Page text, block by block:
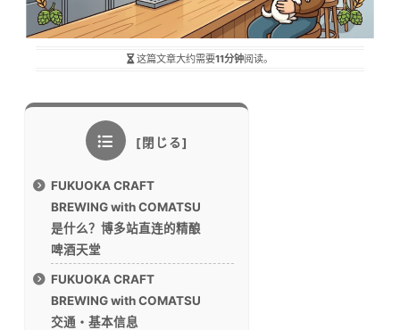
这篇文章大约需要11分钟阅读。
FUKUOKA CRAFT
BREWING with COMATSU
是什么？博多站直连的精酿
啤酒天堂
FUKUOKA CRAFT
BREWING with COMATSU
交通・基本信息